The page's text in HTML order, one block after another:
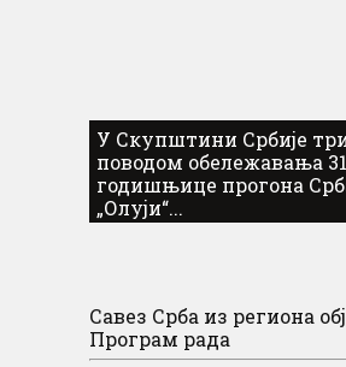
У Скупштини Србије
поводом обележавања
годишњице прогона
„Олуји“...
Савез Срба из региона
Програм рада